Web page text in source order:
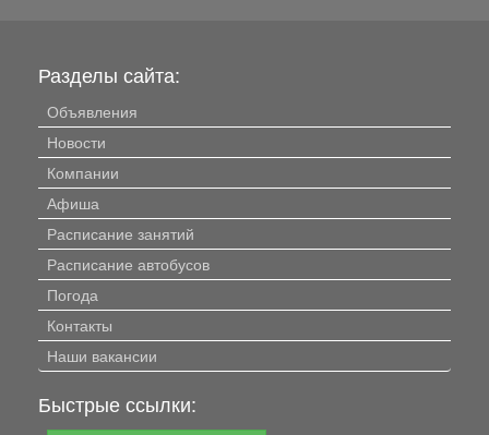
Разделы сайта:
Объявления
Новости
Компании
Афиша
Расписание занятий
Расписание автобусов
Погода
Контакты
Наши вакансии
Быстрые ссылки: